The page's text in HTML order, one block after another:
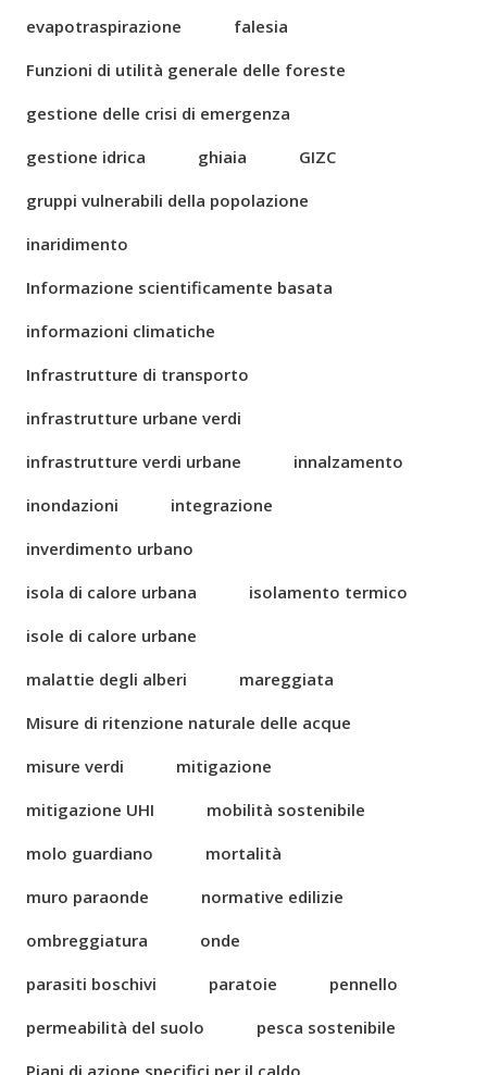
evapotraspirazione
falesia
Funzioni di utilità generale delle foreste
gestione delle crisi di emergenza
gestione idrica
ghiaia
GIZC
gruppi vulnerabili della popolazione
inaridimento
Informazione scientificamente basata
informazioni climatiche
Infrastrutture di transporto
infrastrutture urbane verdi
infrastrutture verdi urbane
innalzamento
inondazioni
integrazione
inverdimento urbano
isola di calore urbana
isolamento termico
isole di calore urbane
malattie degli alberi
mareggiata
Misure di ritenzione naturale delle acque
misure verdi
mitigazione
mitigazione UHI
mobilità sostenibile
molo guardiano
mortalità
muro paraonde
normative edilizie
ombreggiatura
onde
parasiti boschivi
paratoie
pennello
permeabilità del suolo
pesca sostenibile
Piani di azione specifici per il caldo